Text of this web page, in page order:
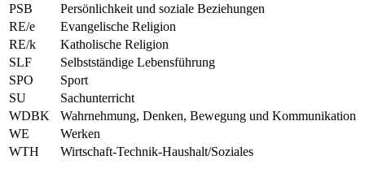
PSB
Persönlichkeit und soziale Beziehungen
RE/e
Evangelische Religion
RE/k
Katholische Religion
SLF
Selbstständige Lebensführung
SPO
Sport
SU
Sachunterricht
WDBK
Wahrnehmung, Denken, Bewegung und Kommunikation
WE
Werken
WTH
Wirtschaft-Technik-Haushalt/Soziales